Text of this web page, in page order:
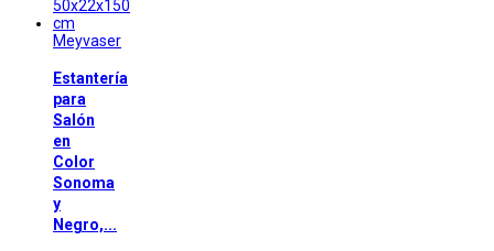
Meyvaser
Estantería
para
Salón
en
Color
Sonoma
y
Negro,...